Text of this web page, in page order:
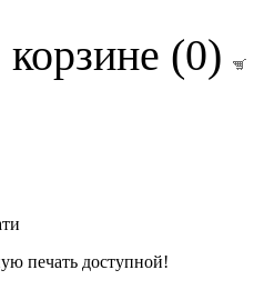
(0)
печать доступной!